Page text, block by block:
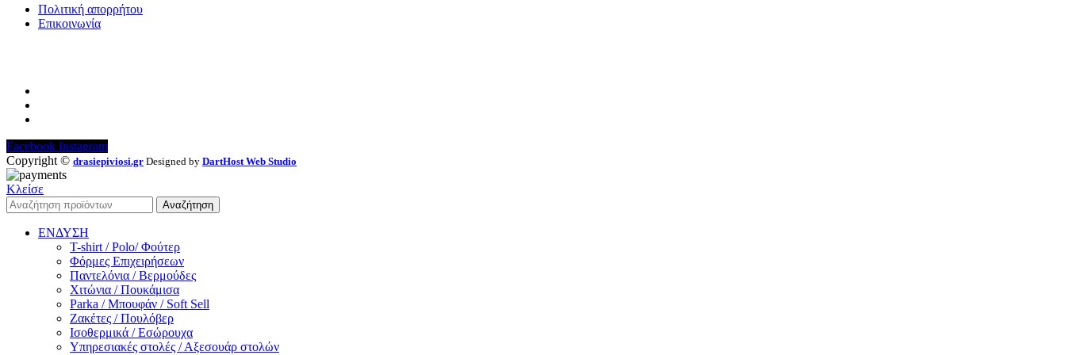
Πολιτική απορρήτου
Επικοινωνία
Facebook Instagram
Copyright © drasiepiviosi.gr Designed by DartHost Web Studio
Κλείσε
Αναζήτηση
ΕΝΔΥΣΗ
T-shirt / Polo/ Φούτερ
Φόρμες Επιχειρήσεων
Παντελόνια / Βερμούδες
Χιτώνια / Πουκάμισα
Parka / Μπουφάν / Soft Sell
Ζακέτες / Πουλόβερ
Ισοθερμικά / Εσώρουχα
Υπηρεσιακές στολές / Αξεσουάρ στολών